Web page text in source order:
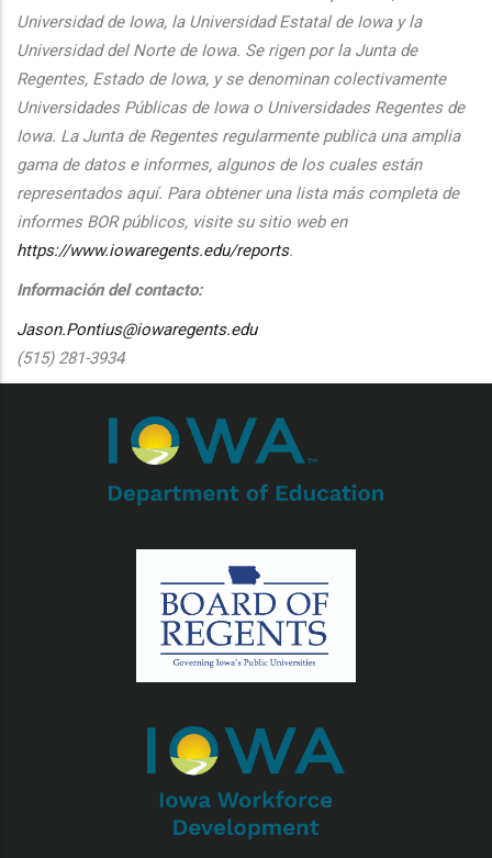
Universidad de Iowa, la Universidad Estatal de Iowa y la
Universidad del Norte de Iowa. Se rigen por la Junta de
Regentes, Estado de Iowa, y se denominan colectivamente
Universidades Públicas de Iowa o Universidades Regentes de
Iowa. La Junta de Regentes regularmente publica una amplia
gama de datos e informes, algunos de los cuales están
representados aquí. Para obtener una lista más completa de
informes BOR públicos, visite su sitio web en
https://www.iowaregents.edu/reports.
Información del contacto:
Jason.Pontius@iowaregents.edu
(515) 281-3934